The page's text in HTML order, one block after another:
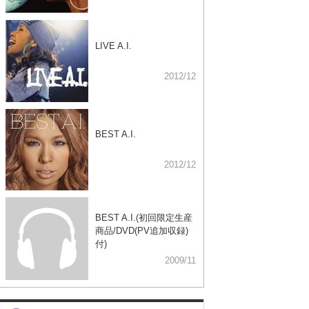
LIVE A.I.
2012/12
BEST A.I.
2012/12
BEST A.I.(初回限定生産
商品/DVD(PV追加収録)
付)
2009/11